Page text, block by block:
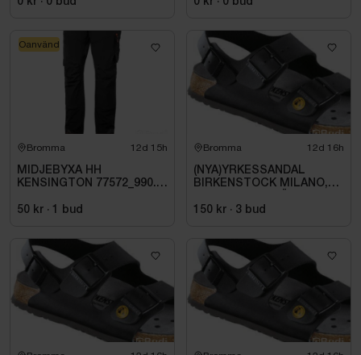
Bromma 12d 15h
MIDJEBYXA HH
KENSINGTON 77572_990.
50 kr · 1 bud
Oanvänd
Bromma 12d 16h
(NYA)YRKESSANDAL
BIRKENSTOCK MILANO,
SVART. STL 42
150 kr · 3 bud